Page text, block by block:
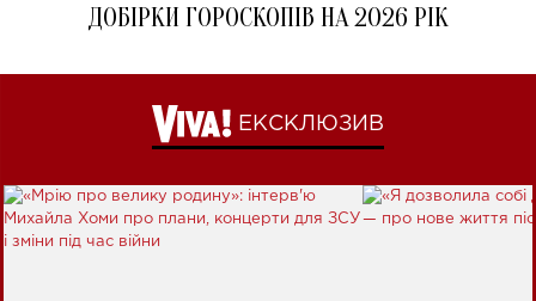
ДОБІРКИ ГОРОСКОПІВ НА 2026 РІК
ЕКСКЛЮЗИВ